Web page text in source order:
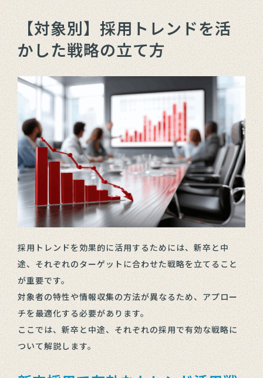
【対象別】採用トレンドを活
かした戦略の立て方
採用トレンドを効果的に活用するためには、新卒と中
途、それぞれのターゲットに合わせた戦略を立てること
が重要です。
対象者の特性や情報収集の方法が異なるため、アプロー
チを最適化する必要があります。
ここでは、新卒と中途、それぞれの採用で有効な戦略に
ついて解説します。